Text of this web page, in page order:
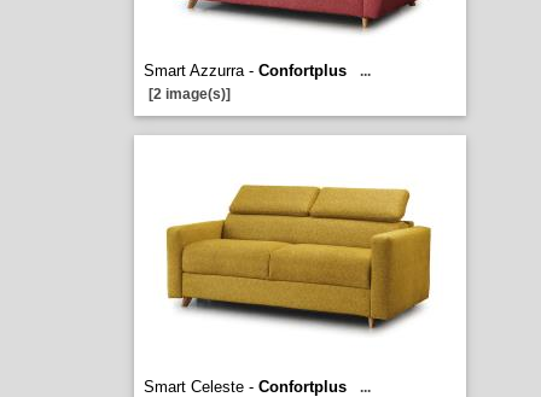
Smart Azzurra - Confortplus
...
[2 image(s)]
Smart Celeste - Confortplus
...